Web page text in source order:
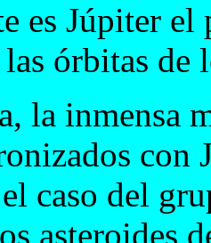
es Júpiter el
órbitas de
la inmensa
con
caso del
asteroides